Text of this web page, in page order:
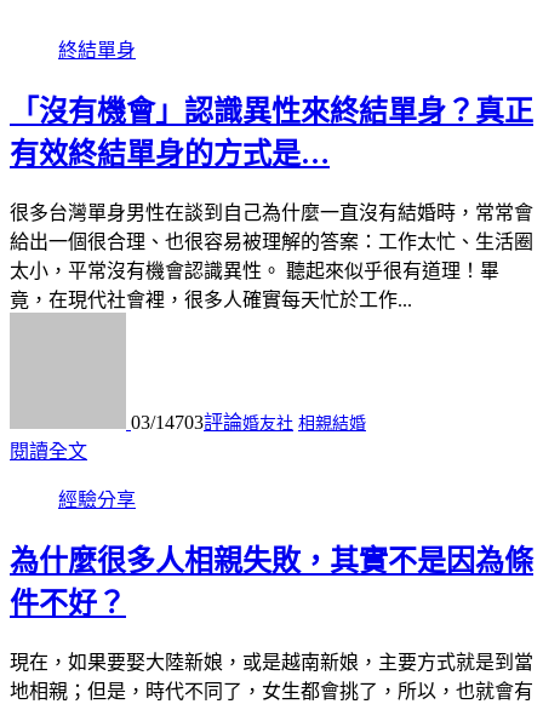
終結單身
「沒有機會」認識異性來終結單身？真正
有效終結單身的方式是…
很多台灣單身男性在談到自己為什麼一直沒有結婚時，常常會
給出一個很合理、也很容易被理解的答案：工作太忙、生活圈
太小，平常沒有機會認識異性。 聽起來似乎很有道理！畢
竟，在現代社會裡，很多人確實每天忙於工作...
03/14703評論婚友社 相親結婚
閱讀全文
經驗分享
為什麼很多人相親失敗，其實不是因為條
件不好？
現在，如果要娶大陸新娘，或是越南新娘，主要方式就是到當
地相親；但是，時代不同了，女生都會挑了，所以，也就會有